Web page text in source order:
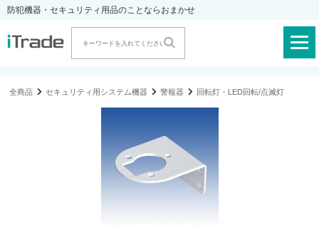
防犯機器・セキュリティ用品のことならおまかせ
全商品 セキュリティ用システム機器 警報器 回転灯・LED回転/点滅灯